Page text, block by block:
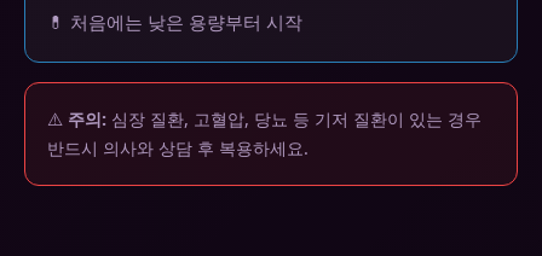
💊 처음에는 낮은 용량부터 시작
⚠️ 주의: 심장 질환, 고혈압, 당뇨 등 기저 질환이 있는 경우
반드시 의사와 상담 후 복용하세요.